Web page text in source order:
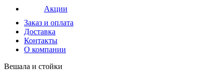
Акции
Заказ и оплата
Доставка
Контакты
О компании
Вешала и стойки